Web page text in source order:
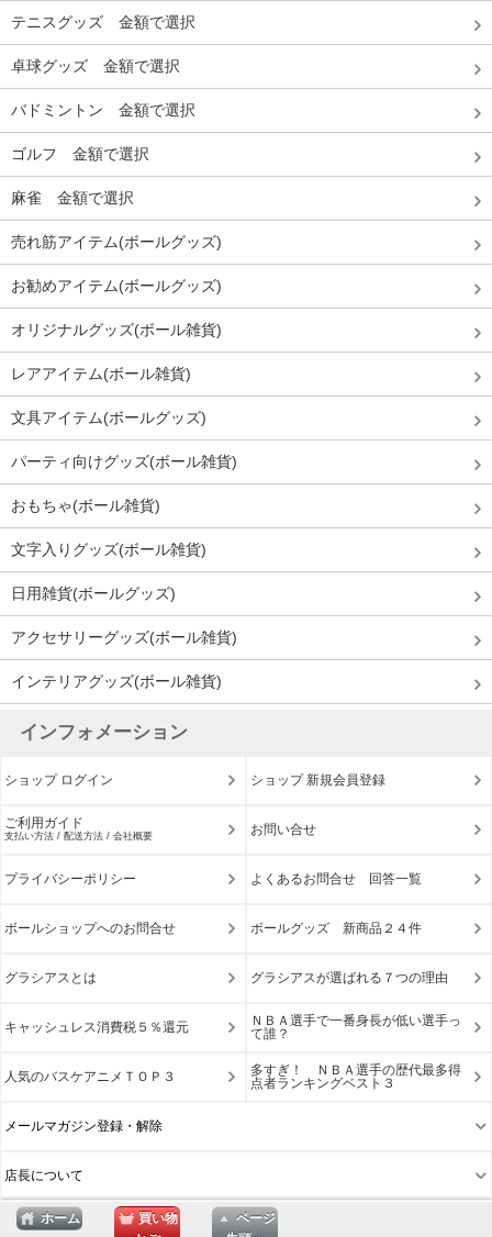
テニスグッズ 金額で選択
卓球グッズ 金額で選択
バドミントン 金額で選択
ゴルフ 金額で選択
麻雀 金額で選択
売れ筋アイテム(ボールグッズ)
お勧めアイテム(ボールグッズ)
オリジナルグッズ(ボール雑貨)
レアアイテム(ボール雑貨)
文具アイテム(ボールグッズ)
パーティ向けグッズ(ボール雑貨)
おもちゃ(ボール雑貨)
文字入りグッズ(ボール雑貨)
日用雑貨(ボールグッズ)
アクセサリーグッズ(ボール雑貨)
インテリアグッズ(ボール雑貨)
インフォメーション
ショップ ログイン ショップ 新規会員登録
ご利用ガイド
支払い方法 / 配送方法 / 会社概要 お問い合せ
プライバシーポリシー よくあるお問合せ 回答一覧
ボールショップへのお問合せ ボールグッズ 新商品２４件
グラシアスとは グラシアスが選ばれる７つの理由
キャッシュレス消費税５％還元
ＮＢＡ選手で一番身長が低い選手っ
て誰？
人気のバスケアニメＴＯＰ３
多すぎ！ ＮＢＡ選手の歴代最多得
点者ランキングベスト３
メールマガジン登録・解除
店長について
ホーム
買い物
ページ